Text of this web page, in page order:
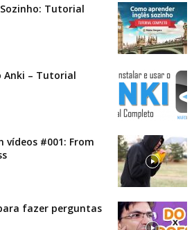
Tutorial
Anki – Tutorial
vídeos #001: From
fazer perguntas